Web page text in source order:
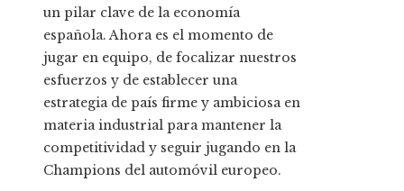
un pilar clave de la economía
española. Ahora es el momento de
jugar en equipo, de focalizar nuestros
esfuerzos y de establecer una
estrategia de país firme y ambiciosa en
materia industrial para mantener la
competitividad y seguir jugando en la
Champions del automóvil europeo.